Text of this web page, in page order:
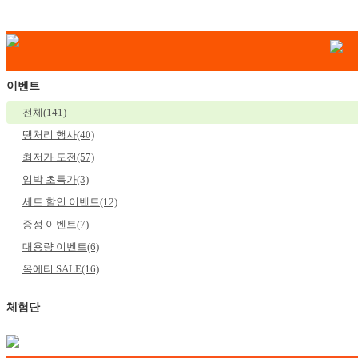
이벤트
전체(141)
땡처리 행사(40)
최저가 도전(57)
임박 초특가(3)
세트 할인 이벤트(12)
증정 이벤트(7)
대용량 이벤트(6)
옥에티 SALE(16)
체험단